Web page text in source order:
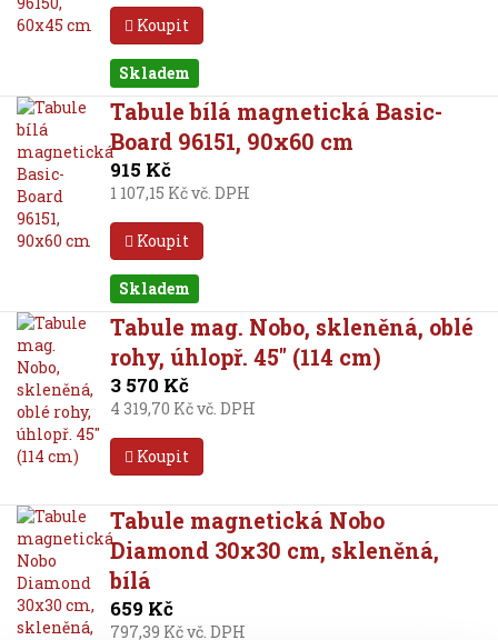
Koupit
Skladem
Tabule bílá magnetická Basic-
Board 96151, 90x60 cm
915 Kč
1 107,15 Kč vč. DPH
Koupit
Skladem
Tabule mag. Nobo, skleněná, oblé
rohy, úhlopř. 45" (114 cm)
3 570 Kč
4 319,70 Kč vč. DPH
Koupit
Tabule magnetická Nobo
Diamond 30x30 cm, skleněná,
bílá
659 Kč
797,39 Kč vč. DPH